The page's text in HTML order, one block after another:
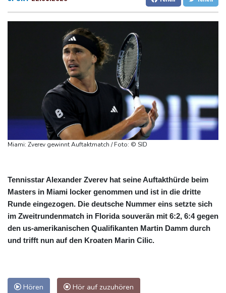
Dresden
15 °C Wien
19 °C
Salzburg
19 °C
Baden-Baden
17 °C
Ätna auf Sizilien ausgebrochen - Flugverkehr in Catania
zeitweise eingeschränkt
Doppelpack Freigang: Frankfurt schlägt auch Malmö
Explosion mutmaßlich ukrainischer Drohne in Bulgarien löst
diplomatische Verstimmung aus
Selenskyj warnt vor Folgen russischer Angriffe - Vucic für
Integrität der Ukraine
Sieg auf der längsten Etappe: Vollering übernimmt
Gesamtführung
Drohne explodiert an der Grenze zwischen Rumänien und
Bulgarien nahe Gaspipeline
Miami: Zverev gewinnt Auftaktmatch / Foto: © SID
Tennisstar Alexander Zverev hat seine Auftakthürde beim
Masters in Miami locker genommen und ist in die dritte
Runde eingezogen. Die deutsche Nummer eins setzte sich
im Zweitrundenmatch in Florida souverän mit 6:2, 6:4 gegen
den us-amerikanischen Qualifikanten Martin Damm durch
und trifft nun auf den Kroaten Marin Cilic.
Hören Hör auf zuzuhören